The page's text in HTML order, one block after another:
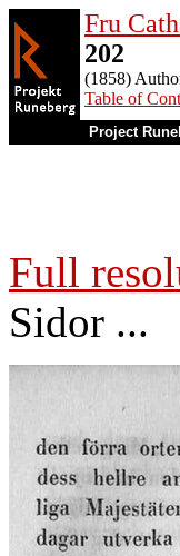
Fru
202
(1858)
Table of
Project
Full
Sidor ...